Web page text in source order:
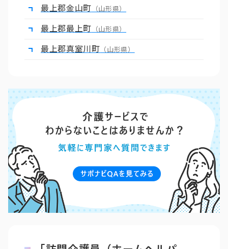
最上郡金山町 （山形県）
最上郡最上町 （山形県）
最上郡真室川町 （山形県）